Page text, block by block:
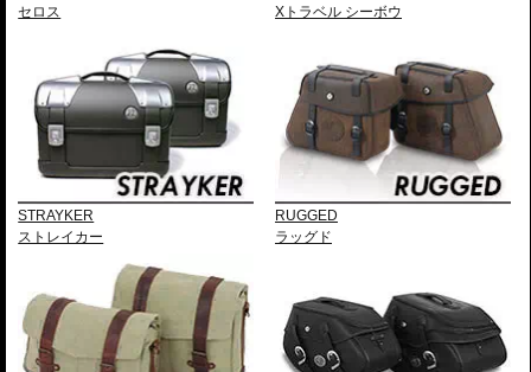
セロス
Xトラベル シーボウ
STRAYKER
ストレイカー
RUGGED
ラッグド